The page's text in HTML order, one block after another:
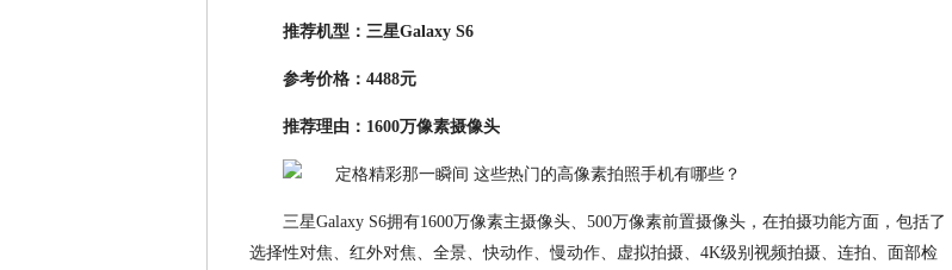
推荐机型：三星Galaxy S6
参考价格：4488元
推荐理由：1600万像素摄像头
三星Galaxy S6拥有1600万像素主摄像头、500万像素前置摄像头，在拍摄功能方面，包括了
选择性对焦、红外对焦、全景、快动作、慢动作、虚拟拍摄、4K级别视频拍摄、连拍、面部检